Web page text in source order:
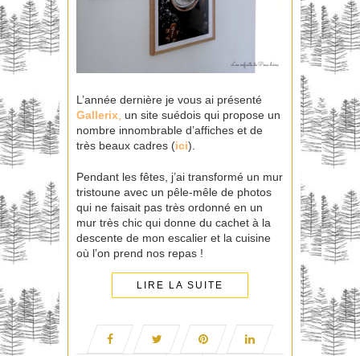
L’année dernière je vous ai présenté
Gallerix, un site suédois qui propose un
nombre innombrable d’affiches et de
très beaux cadres (ici).
Pendant les fêtes, j’ai transformé un mur
tristoune avec un pêle-mêle de photos
qui ne faisait pas très ordonné en un
mur très chic qui donne du cachet à la
descente de mon escalier et la cuisine
où l’on prend nos repas !
LIRE LA SUITE